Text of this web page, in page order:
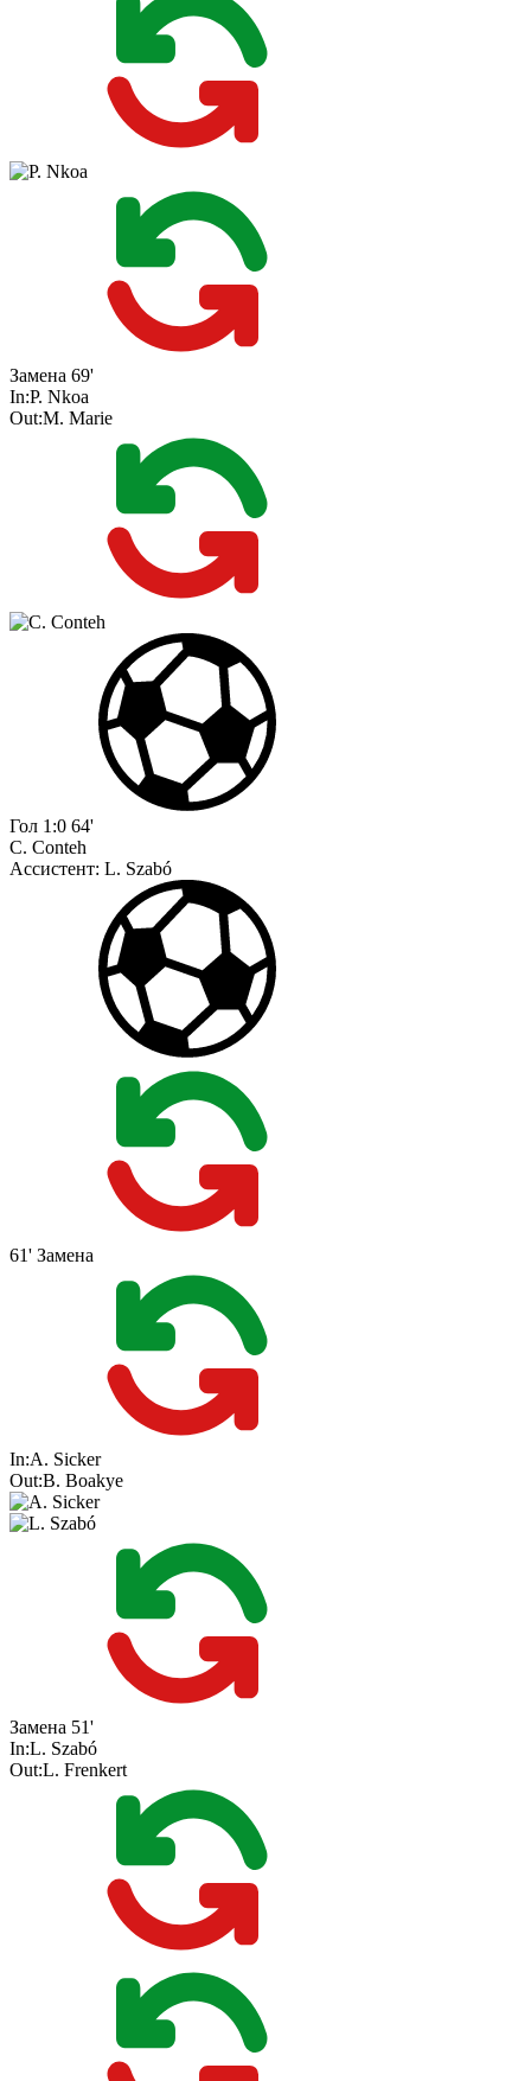
Замена 69'
In:P. Nkoa
Out:M. Marie
Гол 1:0 64'
C. Conteh
Ассистент: L. Szabó
61' Замена
In:A. Sicker
Out:B. Boakye
Замена 51'
In:L. Szabó
Out:L. Frenkert